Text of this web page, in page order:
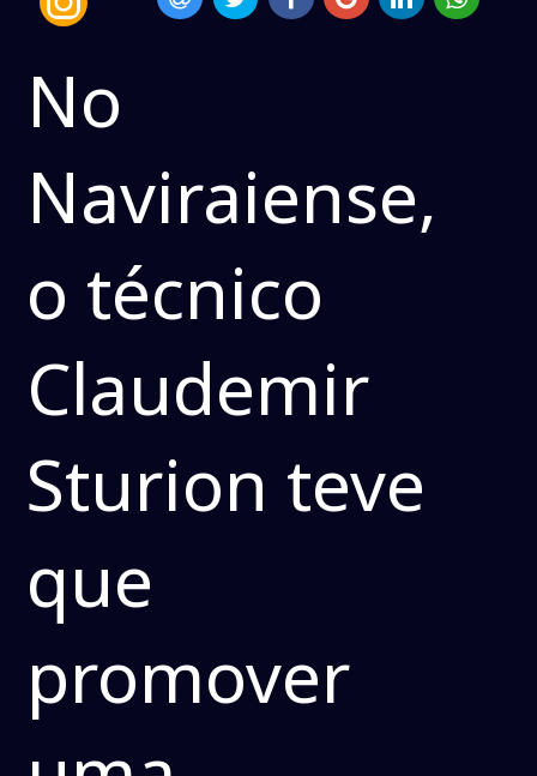
No
Naviraiense,
o técnico
Claudemir
Sturion teve
que
promover